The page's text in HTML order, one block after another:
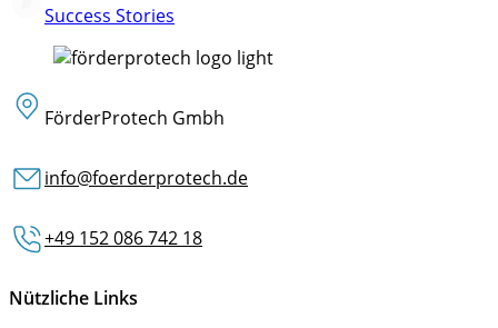
Success Stories
FörderProtech Gmbh
info@foerderprotech.de
+49 152 086 742 18
Nützliche Links